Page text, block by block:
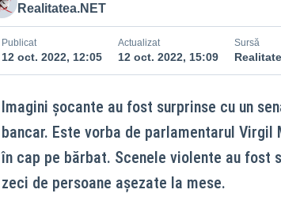
Realitatea.NET
Publicat
12 oct. 2022, 12:05
Actualizat
12 oct. 2022, 15:09
Sursă
Imagini șocante au fost surprinse cu un
bancar. Este vorba de parlamentarul
în cap pe bărbat. Scenele violente au fost
zeci de persoane așezate la mese.